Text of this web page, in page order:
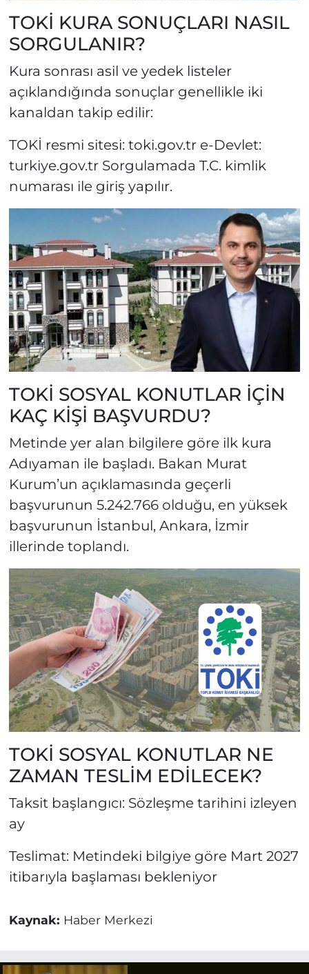
TOKİ KURA SONUÇLARI NASIL
SORGULANIR?
Kura sonrası asil ve yedek listeler
açıklandığında sonuçlar genellikle iki
kanaldan takip edilir:
TOKİ resmi sitesi: toki.gov.tr e-Devlet:
turkiye.gov.tr Sorgulamada T.C. kimlik
numarası ile giriş yapılır.
TOKİ SOSYAL KONUTLAR İÇİN
KAÇ KİŞİ BAŞVURDU?
Metinde yer alan bilgilere göre ilk kura
Adıyaman ile başladı. Bakan Murat
Kurum’un açıklamasında geçerli
başvurunun 5.242.766 olduğu, en yüksek
başvurunun İstanbul, Ankara, İzmir
illerinde toplandı.
TOKİ SOSYAL KONUTLAR NE
ZAMAN TESLİM EDİLECEK?
Taksit başlangıcı: Sözleşme tarihini izleyen
ay
Teslimat: Metindeki bilgiye göre Mart 2027
itibarıyla başlaması bekleniyor
Kaynak: Haber Merkezi